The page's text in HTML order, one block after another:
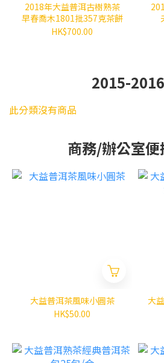
2018年大益普洱古樹熟茶
早春喬木1801批357克茶餅
HK$700.00
2015-
此分類沒有商品
商務/辦公室便
大益普洱茶風味小圓茶
HK$50.00
大